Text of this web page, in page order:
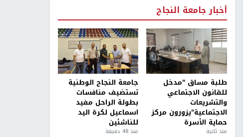
أخبار جامعة النجاح
طلبة مساق "مدخل
للقانون الاجتماعي
والتشريعات
الاجتماعية"يزورون مركز
حماية الأسرة
منذ ثانية
جامعة النجاح الوطنية
تستضيف منافسات
بطولة الراحل مفيد
اسماعيل لكرة اليد
للناشئين
منذ 48 دقيقة